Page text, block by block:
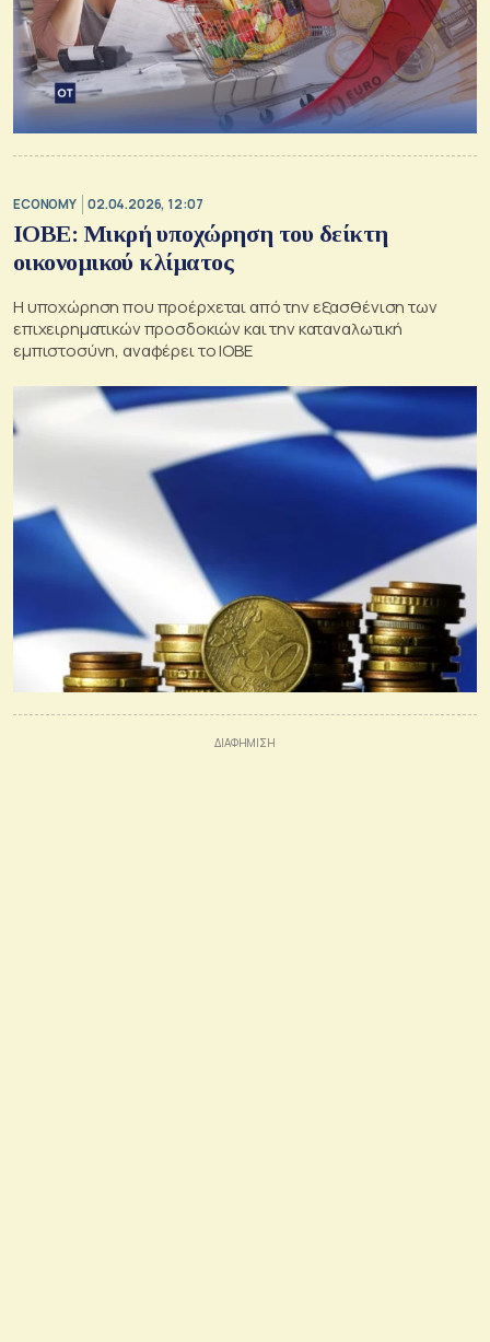
ECONOMY 02.04.2026, 12:07
ΙΟΒΕ: Μικρή υποχώρηση του δείκτη
οικονομικού κλίματος
Η υποχώρηση που προέρχεται από την εξασθένιση των
επιχειρηματικών προσδοκιών και την καταναλωτική
εμπιστοσύνη, αναφέρει το ΙΟΒΕ